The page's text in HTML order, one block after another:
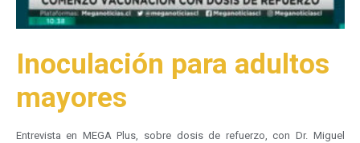
Inoculación para adultos
mayores
Entrevista en MEGA Plus, sobre dosis de refuerzo, con Dr. Miguel